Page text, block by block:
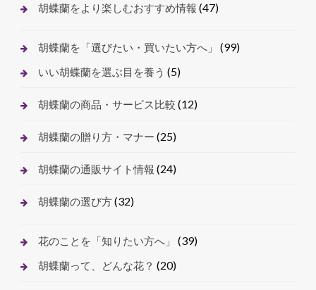
胡蝶蘭をより楽しむおすすめ情報 (47)
胡蝶蘭を「選びたい・買いたい方へ」 (99)
いい胡蝶蘭を選ぶ目を養う (5)
胡蝶蘭の商品・サービス比較 (12)
胡蝶蘭の贈り方・マナー (25)
胡蝶蘭の通販サイト情報 (24)
胡蝶蘭の選び方(32)
花のことを「知りたい方へ」 (39)
胡蝶蘭って、どんな花？ (20)